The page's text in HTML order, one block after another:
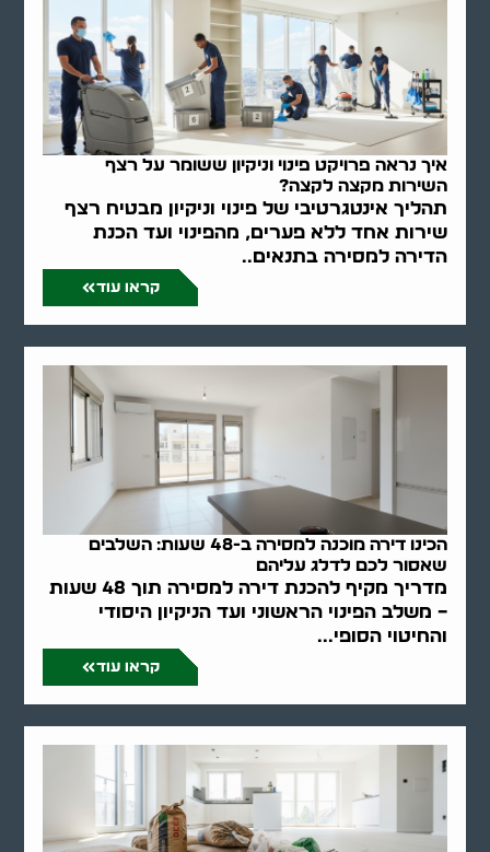
איך נראה פרויקט פינוי וניקיון ששומר על רצף
השירות מקצה לקצה?
תהליך אינטגרטיבי של פינוי וניקיון מבטיח רצף
שירות אחד ללא פערים, מהפינוי ועד הכנת
הדירה למסירה בתנאים..
קראו עוד
הכינו דירה מוכנה למסירה ב-48 שעות: השלבים
שאסור לכם לדלג עליהם
מדריך מקיף להכנת דירה למסירה תוך 48 שעות
– משלב הפינוי הראשוני ועד הניקיון היסודי
והחיטוי הסופי...
קראו עוד